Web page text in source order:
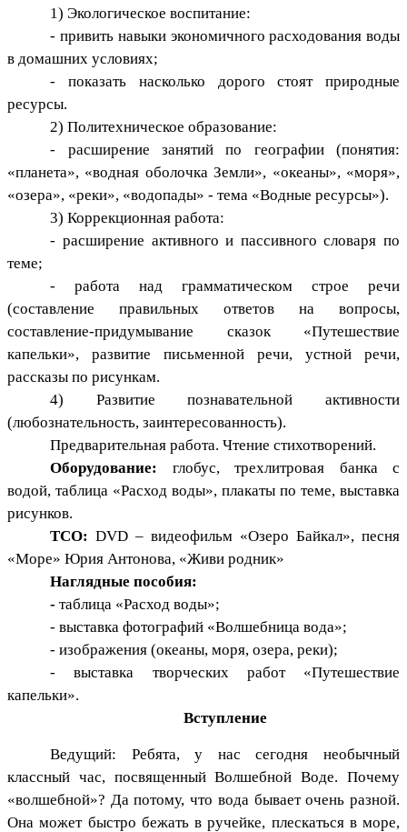
1) Экологическое воспитание:
- привить навыки экономичного расходования воды
в домашних условиях;
- показать насколько дорого стоят природные
ресурсы.
2) Политехническое образование:
- расширение занятий по географии (понятия:
«планета», «водная оболочка Земли», «океаны», «моря»,
«озера», «реки», «водопады» - тема «Водные ресурсы»).
3) Коррекционная работа:
- расширение активного и пассивного словаря по
теме;
- работа над грамматическом строе речи
(составление правильных ответов на вопросы,
составление-придумывание сказок «Путешествие
капельки», развитие письменной речи, устной речи,
рассказы по рисункам.
4) Развитие познавательной активности
(любознательность, заинтересованность).
Предварительная работа. Чтение стихотворений.
Оборудование: глобус, трехлитровая банка с
водой, таблица «Расход воды», плакаты по теме, выставка
рисунков.
ТСО: DVD – видеофильм «Озеро Байкал», песня
«Море» Юрия Антонова, «Живи родник»
Наглядные пособия:
-таблица «Расход воды»;
- выставка фотографий «Волшебница вода»;
- изображения (океаны, моря, озера, реки);
- выставка творческих работ «Путешествие
капельки».
Вступление
Ведущий: Ребята, у нас сегодня необычный
классный час, посвященный Волшебной Воде. Почему
«волшебной»? Да потому, что вода бывает очень разной.
Она может быстро бежать в ручейке, плескаться в море,